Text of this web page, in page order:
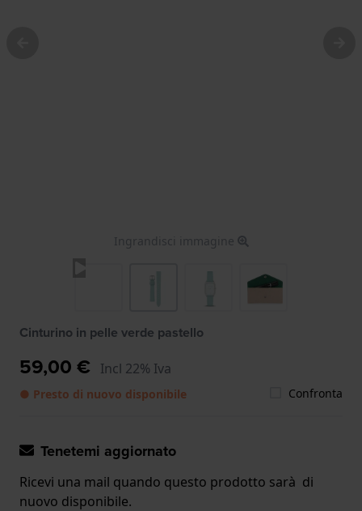
Ingrandisci immagine
Cinturino in pelle verde pastello
59,00 € Incl 22% Iva
● Presto di nuovo disponibile Confronta
Tenetemi aggiornato
Ricevi una mail quando questo prodotto sarà di
nuovo disponibile.